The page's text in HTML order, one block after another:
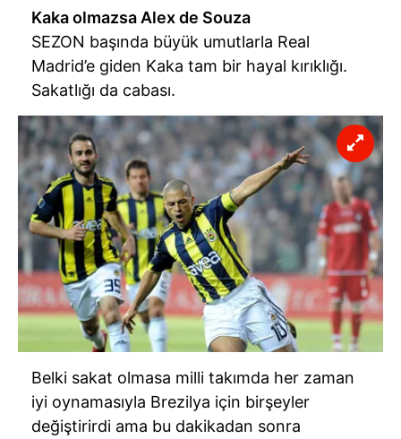
Kaka olmazsa Alex de Souza
SEZON başında büyük umutlarla Real
Madrid’e giden Kaka tam bir hayal kırıklığı.
Sakatlığı da cabası.
Belki sakat olmasa milli takımda her zaman
iyi oynamasıyla Brezilya için birşeyler
değiştirirdi ama bu dakikadan sonra